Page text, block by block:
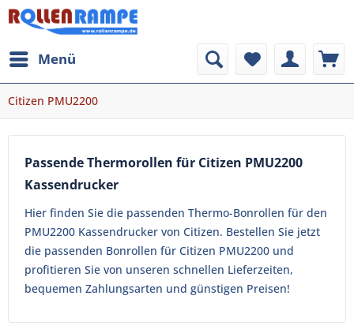
Menü
Citizen PMU2200
Passende Thermorollen für Citizen PMU2200
Kassendrucker
Hier finden Sie die passenden Thermo-Bonrollen für den
PMU2200 Kassendrucker von Citizen. Bestellen Sie jetzt
die passenden Bonrollen für Citizen PMU2200 und
profitieren Sie von unseren schnellen Lieferzeiten,
bequemen Zahlungsarten und günstigen Preisen!